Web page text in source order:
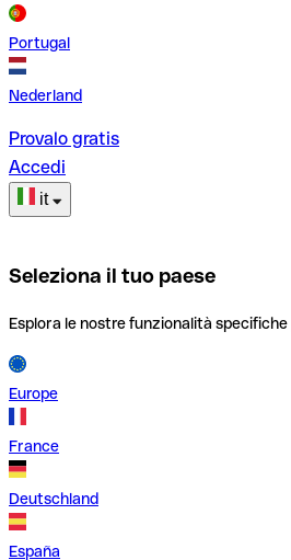
Portugal
Nederland
Provalo gratis
Accedi
it
Seleziona il tuo paese
Esplora le nostre funzionalità
Europe
France
Deutschland
España